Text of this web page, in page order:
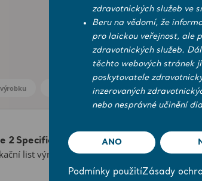
KE STAŽENÍ (2)
Technické specifikace
2 Specification Sheet
list výrobku
zdravotnických služeb ve
Beru na vědomí, že
pro laickou veřejnost, ale
zdravotnických služeb.
těchto webových stránek
poskytovatele
inzerovaných
nebo nesprávné učinění
ANO
Podmínky použitíZásady